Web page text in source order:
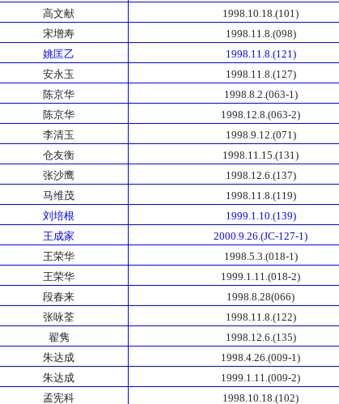
高文献 1998.10.18.(101)
宋增寿 1998.11.8.(098)
姚匡乙 1998.11.8.(121)
安永玉 1998.11.8.(127)
陈京华
1998.8.2.(063-1)
陈京华 1998.12.8.(063-2)
李清玉 1998.9.12.(071)
仓友衡 1998.11.15.(131)
张沙鹰 1998.12.6.(137)
马维茂 1998.11.8.(119)
刘培根 1999.1.10.(139)
王成家 2000.9.26.(JC-127-1)
王荣华 1998.5.3.(018-1)
王荣华 1999.1.11.(018-2)
段春来 1998.8.28(066)
张咏荃 1998.11.8.(122)
翟隽 1998.12.6.(135)
朱达成
1998.4.26.(009-1)
朱达成 1999.1.11.(009-2)
孟宪科 1998.10.18.(102)